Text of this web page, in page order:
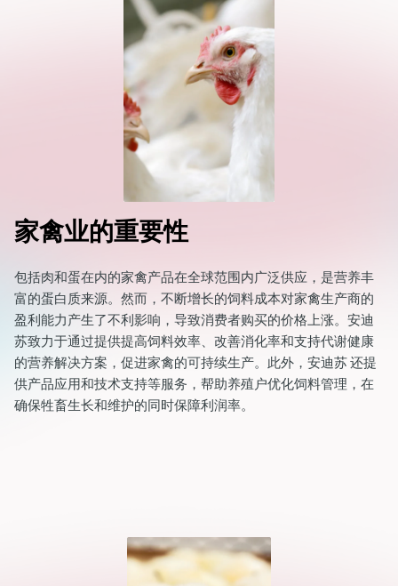
家禽业的重要性
包括肉和蛋在内的家禽产品在全球范围内广泛供应，是营养丰
富的蛋白质来源。然而，不断增长的饲料成本对家禽生产商的
盈利能力产生了不利影响，导致消费者购买的价格上涨。安迪
苏致力于通过提供提高饲料效率、改善消化率和支持代谢健康
的营养解决方案，促进家禽的可持续生产。此外，安迪苏 还提
供产品应用和技术支持等服务，帮助养殖户优化饲料管理，在
确保牲畜生长和维护的同时保障利润率。